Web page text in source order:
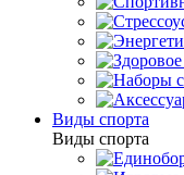
Виды спорта
Виды спорта